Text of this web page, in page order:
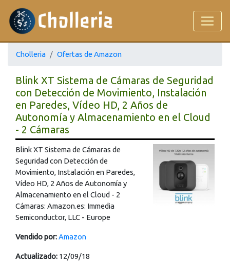
Cholleria Ofertas de Amazon
Blink XT Sistema de Cámaras de Seguridad
con Detección de Movimiento, Instalación
en Paredes, Vídeo HD, 2 Años de
Autonomía y Almacenamiento en el Cloud
- 2 Cámaras
Blink XT Sistema de Cámaras de
Seguridad con Detección de
Movimiento, Instalación en Paredes,
Vídeo HD, 2 Años de Autonomía y
Almacenamiento en el Cloud - 2
Cámaras: Amazon.es: Immedia
Semiconductor, LLC - Europe
Vendido por:Amazon
Actualizado: 12/09/18